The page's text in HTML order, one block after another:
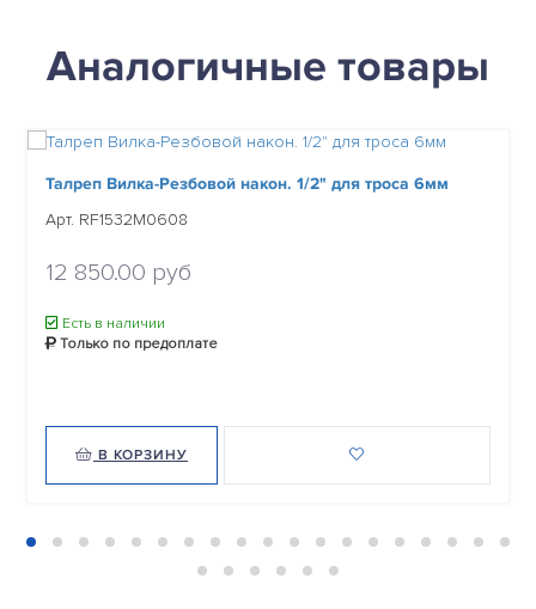
Аналогичные товары
Талреп Вилка-Резбовой након. 1/2" для троса 6мм
Арт. RF1532M0608
12 850.00 руб
Есть в наличии
Только по предоплате
В КОРЗИНУ